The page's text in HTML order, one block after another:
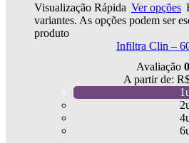
Visualização Rápida Ver opções
variantes. As opções podem ser
produto
Infiltra Clin –
Avaliação 0
A partir de: